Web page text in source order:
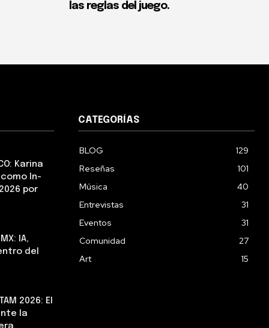
las reglas del juego.
Karina
In-
por
IA,
del
2026: El
la
CATEGORÍAS
BLOG
129
Reseñas
101
Música
40
Entrevistas
31
Eventos
31
Comunidad
27
Art
15